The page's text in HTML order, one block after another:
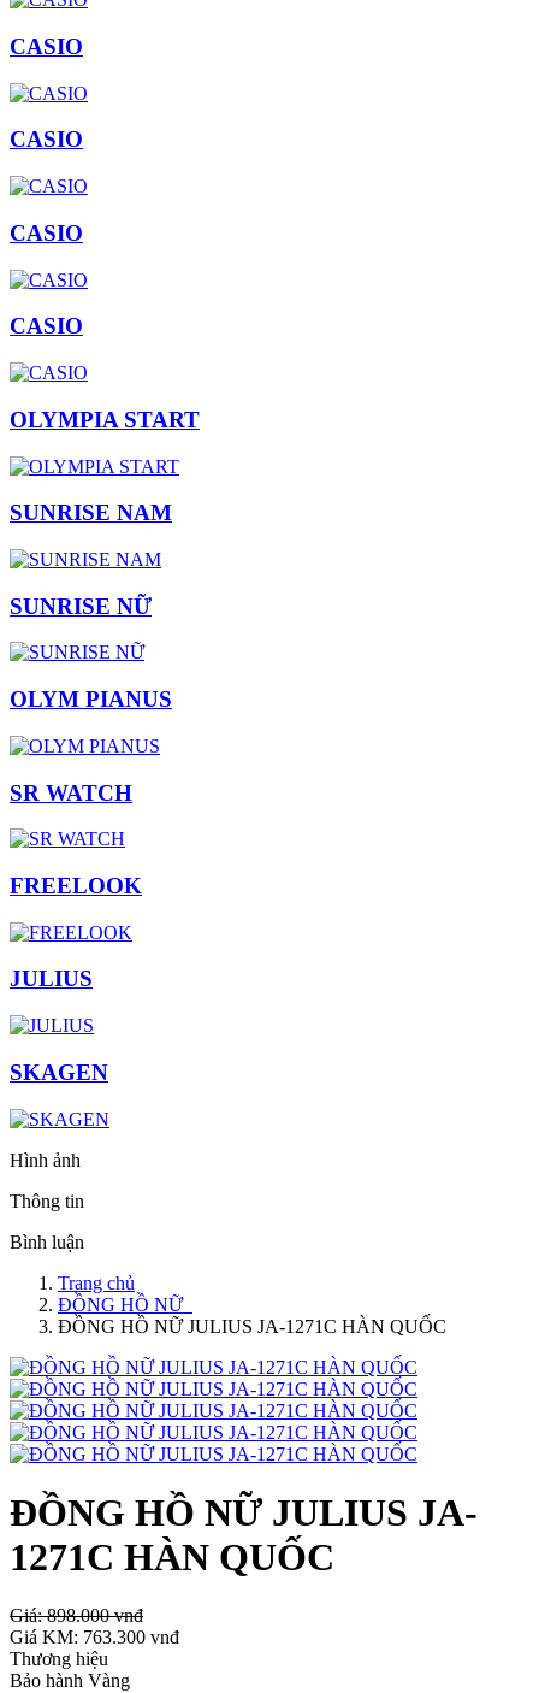
CASIO
CASIO
CASIO
CASIO
OLYMPIA START
SUNRISE NAM
SUNRISE NỮ
OLYM PIANUS
SR WATCH
FREELOOK
JULIUS
SKAGEN
Hình ảnh
Thông tin
Bình luận
Trang chủ
ĐỒNG HỒ NỮ
ĐỒNG HỒ NỮ JULIUS JA-1271C HÀN QUỐC
ĐỒNG HỒ NỮ JULIUS JA-
1271C HÀN QUỐC
Giá:898.000 vnđ
Giá KM: 763.300 vnđ
Thương hiệu
Bảo hành Vàng